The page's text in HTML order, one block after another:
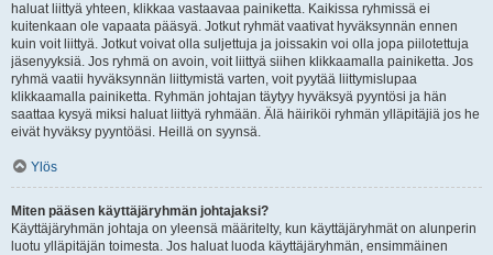
haluat liittyä yhteen, klikkaa vastaavaa painiketta. Kaikissa ryhmissä ei
kuitenkaan ole vapaata pääsyä. Jotkut ryhmät vaativat hyväksynnän ennen
kuin voit liittyä. Jotkut voivat olla suljettuja ja joissakin voi olla jopa piilotettuja
jäsenyyksiä. Jos ryhmä on avoin, voit liittyä siihen klikkaamalla painiketta. Jos
ryhmä vaatii hyväksynnän liittymistä varten, voit pyytää liittymislupaa
klikkaamalla painiketta. Ryhmän johtajan täytyy hyväksyä pyyntösi ja hän
saattaa kysyä miksi haluat liittyä ryhmään. Älä häiriköi ryhmän ylläpitäjiä jos he
eivät hyväksy pyyntöäsi. Heillä on syynsä.
Ylös
Miten pääsen käyttäjäryhmän johtajaksi?
Käyttäjäryhmän johtaja on yleensä määritelty, kun käyttäjäryhmät on alunperin
luotu ylläpitäjän toimesta. Jos haluat luoda käyttäjäryhmän, ensimmäinen